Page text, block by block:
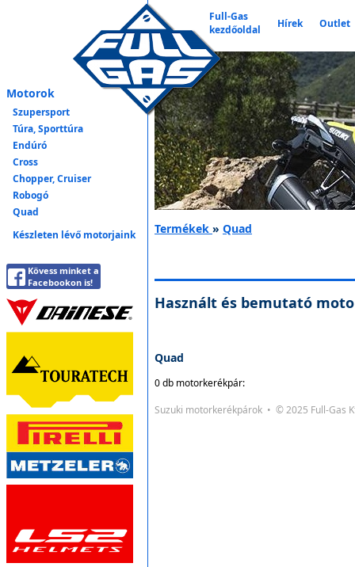
Motorok
Szupersport
Túra, Sporttúra
Endúró
Cross
Chopper, Cruiser
Robogó
Quad
Készleten lévő motorjaink
Kövess minket a
Facebookon is!
Full-Gas
kezdőoldal
Hírek Outlet
Termékek » Quad
Használt és bemutató
Quad
0 db motorkerékpár:
Suzuki motorkerékpárok • © 2025 Full-Gas